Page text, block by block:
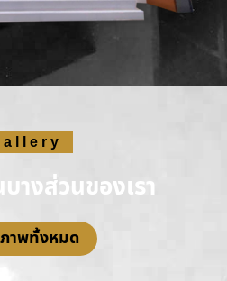
บางส่วนของเรา
าพทั้งหมด